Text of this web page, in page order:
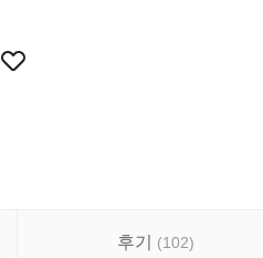
후기 (102)